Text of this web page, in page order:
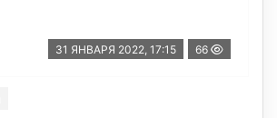
31 ЯНВАРЯ 2022, 17:15 66